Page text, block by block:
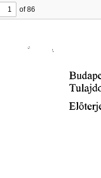
of 86
Elő